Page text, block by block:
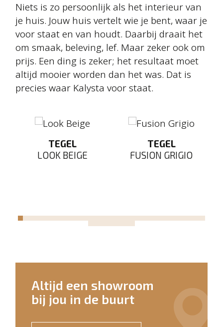
Niets is zo persoonlijk als het interieur van
je huis. Jouw huis vertelt wie je bent, waar je
voor staat en van houdt. Daarbij draait het
om smaak, beleving, lef. Maar zeker ook om
prijs. Een ding is zeker; het resultaat moet
altijd mooier worden dan het was. Dat is
precies waar Kalysta voor staat.
TEGEL
LOOK BEIGE
TEGEL
FUSION GRIGIO
Altijd een showroom
bij jou in de buurt